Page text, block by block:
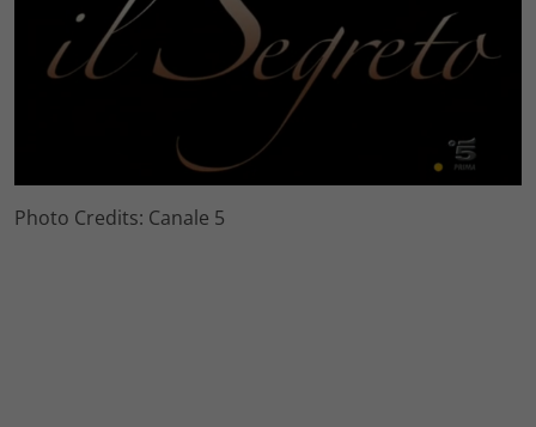
Photo Credits: Canale 5